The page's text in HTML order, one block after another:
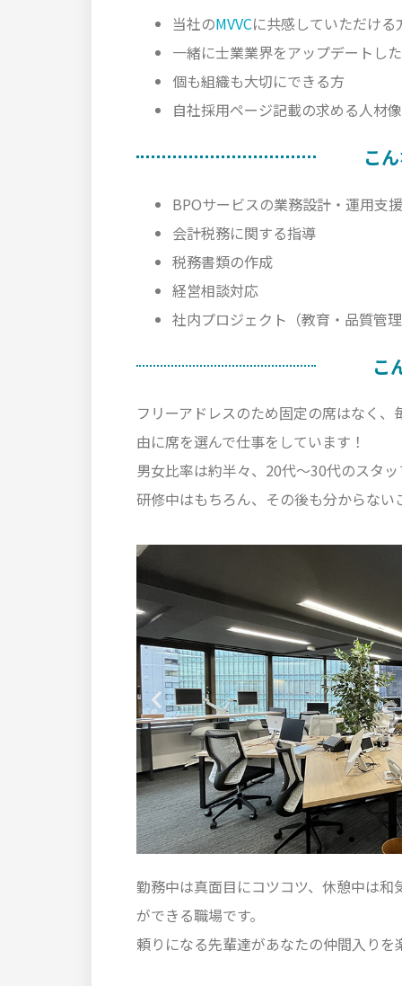
当社のMVVCに共感していただける
一緒に士業業界をアップデートし
個も組織も大切にできる方
自社採用ページ記載の求める人材
こ
BPOサービスの業務設計・運用支援
会計税務に関する指導
税務書類の作成
経営相談対応
社内プロジェクト（教育・品質管
こ
フリーアドレスのため固定の席はなく
由に席を選んで仕事をしています！
男女比率は約半々、20代～30代のスタ
研修中はもちろん、その後も分からな
勤務中は真面目にコツコツ、休憩中は
ができる職場です。
頼りになる先輩達があなたの仲間入りを